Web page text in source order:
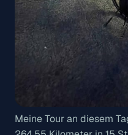
Meine Tour an diesem